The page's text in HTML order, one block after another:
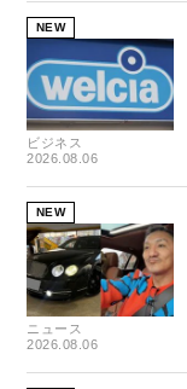
NEW
ビジネス
2026.08.06
NEW
ニュース
2026.08.06